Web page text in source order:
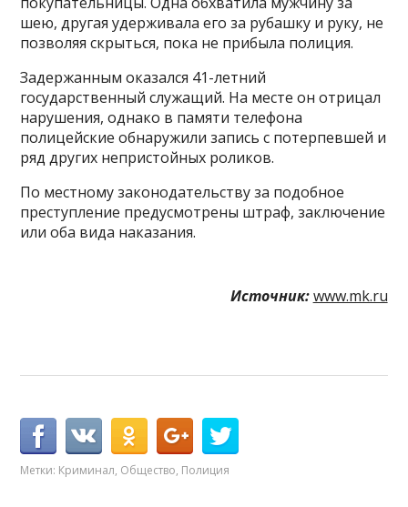
шею, другая удерживала его за рубашку и руку, не
позволяя скрыться, пока не прибыла полиция.
Задержанным оказался 41-летний
государственный служащий. На месте он отрицал
нарушения, однако в памяти телефона
полицейские обнаружили запись с потерпевшей и
ряд других непристойных роликов.
По местному законодательству за подобное
преступление предусмотрены штраф, заключение
или оба вида наказания.
Источник: www.mk.ru
Метки: Криминал, Общество, Полиция